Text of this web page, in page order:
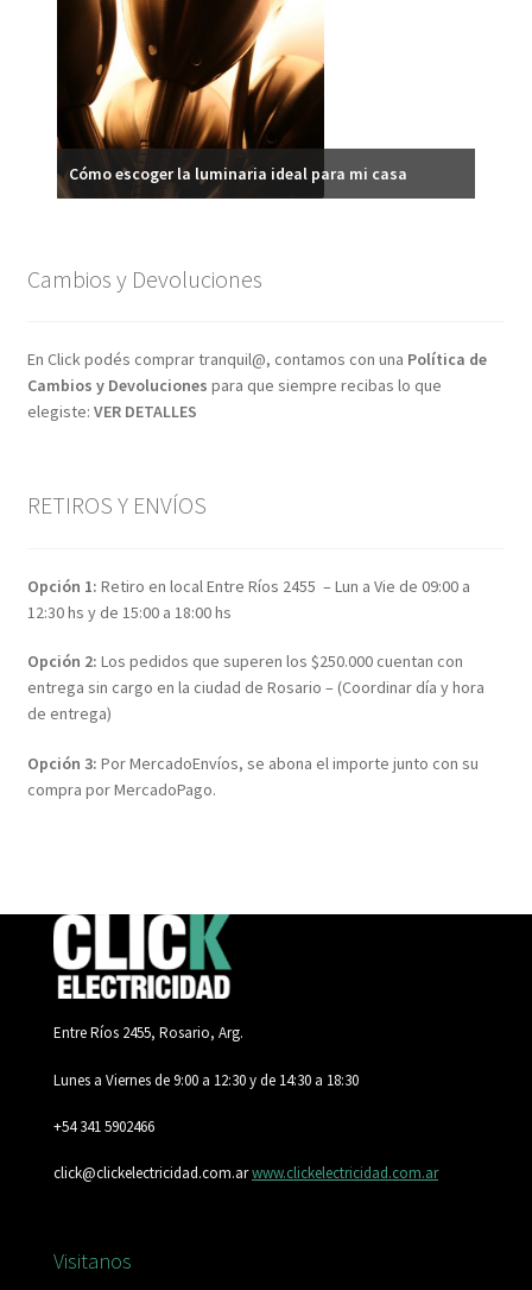
Cómo escoger la luminaria ideal para mi casa
Cambios y Devoluciones
En Click podés comprar tranquil@, contamos con una Política de
Cambios y Devoluciones para que siempre recibas lo que
elegiste: VER DETALLES
RETIROS Y ENVÍOS
Opción 1: Retiro en local Entre Ríos 2455 – Lun a Vie de 09:00 a
12:30 hs y de 15:00 a 18:00 hs
Opción 2: Los pedidos que superen los $250.000 cuentan con
entrega sin cargo en la ciudad de Rosario – (Coordinar día y hora
de entrega)
Opción 3: Por MercadoEnvíos, se abona el importe junto con su
compra por MercadoPago.
Entre Ríos 2455, Rosario, Arg.
Lunes a Viernes de 9:00 a 12:30 y de 14:30 a 18:30
+54 341 5902466
click@clickelectricidad.com.arwww.clickelectricidad.com.ar
Visitanos